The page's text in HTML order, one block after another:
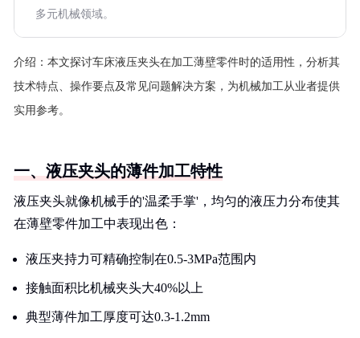
多元机械领域。
介绍： 本文探讨车床液压夹头在加工薄壁零件时的适用性，分析其
技术特点、操作要点及常见问题解决方案，为机械加工从业者提供
实用参考。
一、液压夹头的薄件加工特性
液压夹头就像机械手的'温柔手掌'，均匀的液压力分布使其
在薄壁零件加工中表现出色：
液压夹持力可精确控制在0.5-3MPa范围内
接触面积比机械夹头大40%以上
典型薄件加工厚度可达0.3-1.2mm